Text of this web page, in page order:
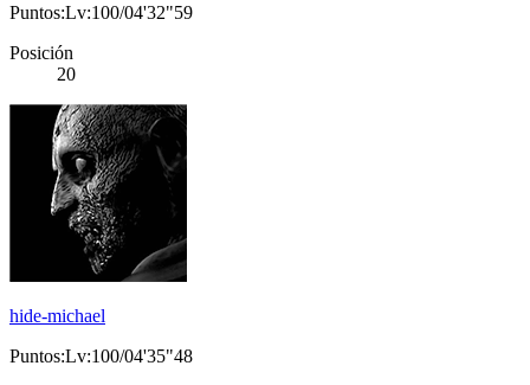
Puntos:Lv:100/04'32"59
Posición
20
hide-michael
Puntos:Lv:100/04'35"48